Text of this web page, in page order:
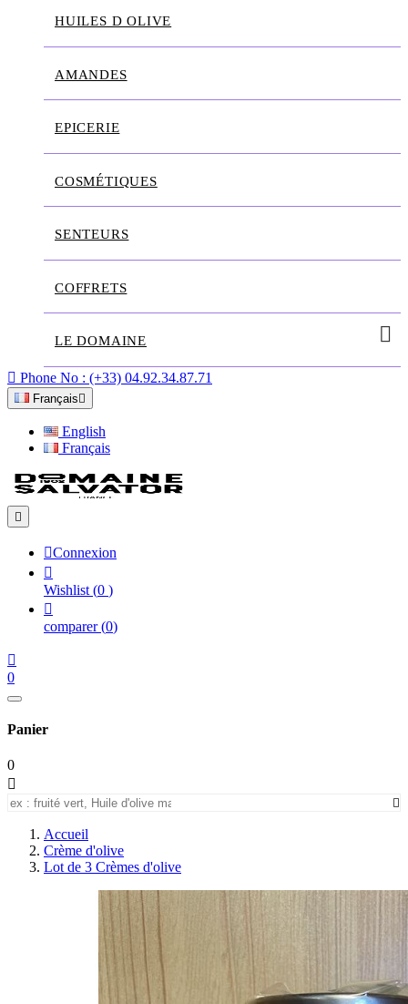
HUILES D OLIVE
AMANDES
EPICERIE
COSMÉTIQUES
SENTEURS
COFFRETS
LE DOMAINE
 Phone No : (+33) 04.92.34.87.71
Français 
English
Français

Connexion

Wishlist (0 )

comparer (0)

0
Panier
0


Accueil
Crème d'olive
Lot de 3 Crèmes d'olive